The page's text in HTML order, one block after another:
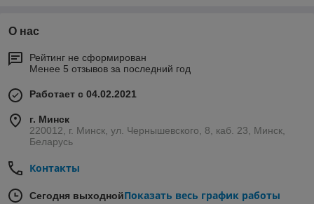
О нас
Рейтинг не сформирован
Менее 5 отзывов за последний год
Работает с 04.02.2021
г. Минск
220012, г. Минск, ул. Чернышевского, 8, каб. 23, Минск,
Беларусь
Контакты
Сегодня выходнойПоказать весь график работы